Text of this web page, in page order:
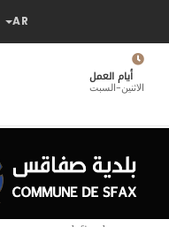
المحتوى
الرئيسيأيام العمل
الاثنين-السبت